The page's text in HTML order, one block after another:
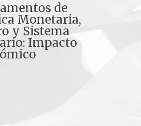
de
Monetaria,
y Sistema
Impacto